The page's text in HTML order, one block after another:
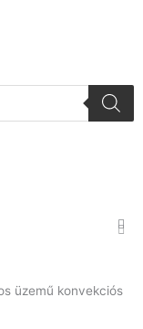
üzemű konvekciós